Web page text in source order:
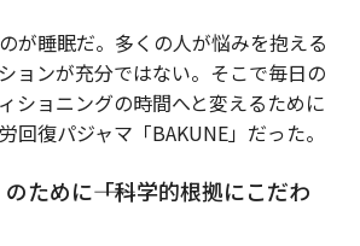
が睡眠だ。多くの人が悩みを抱える
ョンが充分ではない。そこで毎日の
ショニングの時間へと変えるために
回復パジャマ「BAKUNE」だった。
ために――「科学的根拠にこだわ